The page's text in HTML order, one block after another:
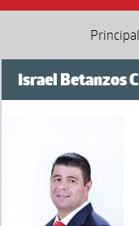
Principal
Israel Betanzos